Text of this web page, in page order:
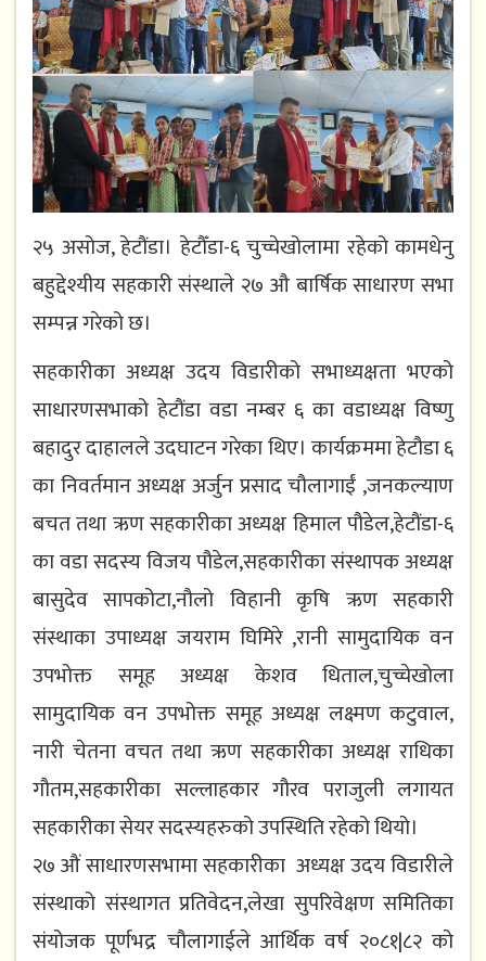
२५ असोज, हेटौंडा। हेटौँडा-६ चुच्चेखोलामा रहेको कामधेनु
बहुद्देश्यीय सहकारी संस्थाले २७ औ बार्षिक साधारण सभा
सम्पन्न गरेको छ।
सहकारीका अध्यक्ष उदय विडारीको सभाध्यक्षता भएको
साधारणसभाको हेटौंडा वडा नम्बर ६ का वडाध्यक्ष विष्णु
बहादुर दाहालले उदघाटन गरेका थिए। कार्यक्रममा हेटौडा ६
का निवर्तमान अध्यक्ष अर्जुन प्रसाद चौलागाईं ,जनकल्याण
बचत तथा ऋण सहकारीका अध्यक्ष हिमाल पौडेल,हेटौंडा-६
का वडा सदस्य विजय पौडेल,सहकारीका संस्थापक अध्यक्ष
बासुदेव सापकोटा,नौलो विहानी कृषि ऋण सहकारी
संस्थाका उपाध्यक्ष जयराम घिमिरे ,रानी सामुदायिक वन
उपभोक्त समूह अध्यक्ष केशव धिताल,चुच्चेखोला
सामुदायिक वन उपभोक्त समूह अध्यक्ष लक्ष्मण कटुवाल,
नारी चेतना वचत तथा ऋण सहकारीका अध्यक्ष राधिका
गौतम,सहकारीका सल्लाहकार गौरव पराजुली लगायत
सहकारीका सेयर सदस्यहरुको उपस्थिति रहेको थियो।
२७ औं साधारणसभामा सहकारीका अध्यक्ष उदय विडारीले
संस्थाको संस्थागत प्रतिवेदन,लेखा सुपरिवेक्षण समितिका
संयोजक पूर्णभद्र चौलागाईले आर्थिक वर्ष २०८१|८२ को